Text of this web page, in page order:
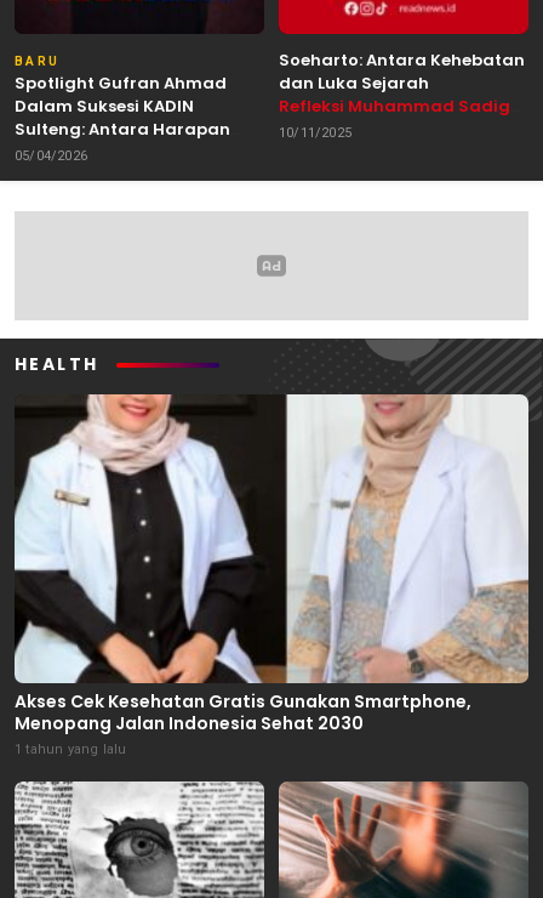
BARU
Spotlight Gufran Ahmad
Dalam Suksesi KADIN
Sulteng: Antara Harapan
dan Kebutuhan Perubahan
Oleh: Anshar Munir
05/04/2026
Soeharto: Antara Kehebatan
dan Luka Sejarah
Refleksi Muhammad Sadig
Alhabsyie, Akademisi UIN
Pemerhati Gerakan
10/11/2025
HEALTH
Akses Cek Kesehatan Gratis Gunakan Smartphone,
Menopang Jalan Indonesia Sehat 2030
1 tahun yang lalu